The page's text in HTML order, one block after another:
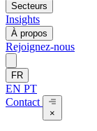
Secteurs
Insights
À propos
Rejoignez-nous
FR
EN PT
Contact
×